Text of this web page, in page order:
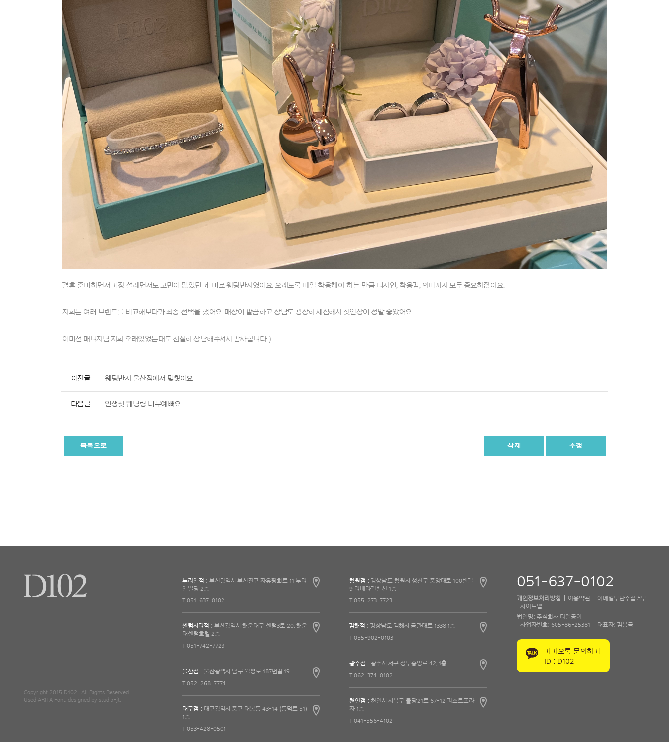
결혼 준비하면서 가장 설레면서도 고민이 많았던 게 바로 웨딩반지였어요. 오래도록 매일 착용해야 하는 만큼 디자인, 착용감, 의미까지 모두 중요하잖아요.
저희는 여러 브랜드를 비교해보다가 최종 선택을 했어요. 매장이 깔끔하고 상담도 굉장히 세심해서 첫인상이 정말 좋았어요.
이미선 매니저님 저희 오래있었는대도 친절히 상담해주셔서 감사합니다:)
이전글 웨딩반지 울산점에서 맞췃어요
다음글 인생첫 웨딩링 너무예뻐요
목록으로 삭제 수정
Copyright 2015 D102 . All Rights Reserved.
Used ARITA Font. designed by studio-jt.
누리엔점 : 부산광역시 부산진구 자유평화로 11 누리
엔빌딩 2층
T 051-637-0102
센텀시티점 : 부산광역시 해운대구 센텀3로 20, 해운
대센텀호텔 2층
T 051-742-7723
울산점 : 울산광역시 남구 월평로 187번길 19
T 052-268-7774
대구점 : 대구광역시 중구 대봉동 43-14 (동덕로 51)
1층
T 053-428-0501
창원점 : 경상남도 창원시 성산구 중앙대로 100번길
9 리베라컨벤션 1층
T 055-273-7723
김해점 : 경상남도 김해시 금관대로 1338 1층
T 055-902-0103
광주점 : 광주시 서구 상무중앙로 42, 1층
T 062-374-0102
천안점 : 천안시 서북구 불당21로 67-12 퍼스트프라
자 1층
T 041-556-4102
051-637-0102
개인정보처리방침 이용약관
이메일무단수집거부
사이트맵
법인명: 주식회사 디일공이
사업자번호: 605-86-25381
대표자: 김봉국
카카오톡 문의하기
ID : D102